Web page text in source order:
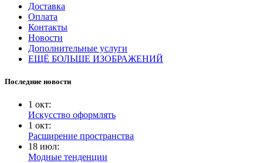
Доставка
Оплата
Контакты
Новости
Дополнительные услуги
ЕЩЁ БОЛЬШЕ ИЗОБРАЖЕНИЙ
Последние новости
1 окт:
Искусство оформлять
1 окт:
Расширение пространства
18 июл:
Модные тенденции